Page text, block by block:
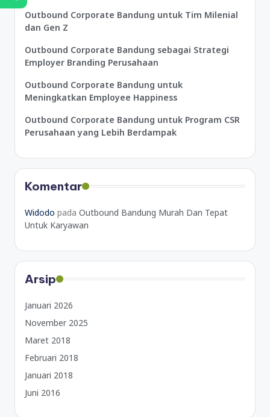
Outbound Corporate Bandung untuk Tim Milenial
dan Gen Z
Outbound Corporate Bandung sebagai Strategi
Employer Branding Perusahaan
Outbound Corporate Bandung untuk
Meningkatkan Employee Happiness
Outbound Corporate Bandung untuk Program CSR
Perusahaan yang Lebih Berdampak
Komentar
Widodo pada Outbound Bandung Murah Dan Tepat
Untuk Karyawan
Arsip
Januari 2026
November 2025
Maret 2018
Februari 2018
Januari 2018
Juni 2016